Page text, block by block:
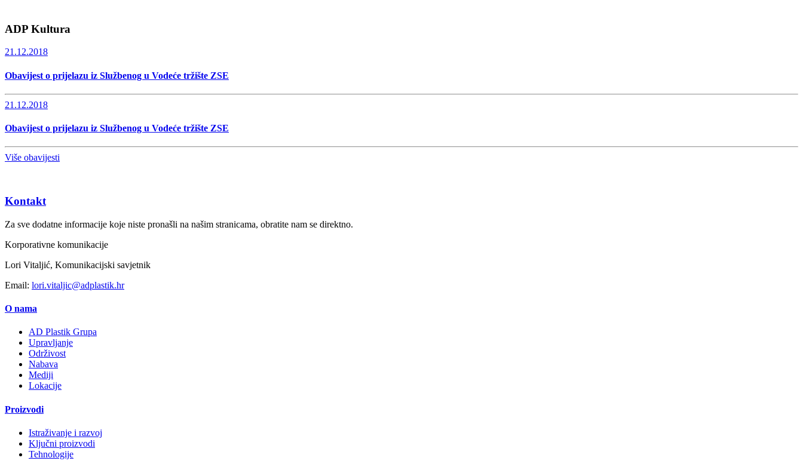
ADP Kultura
21.12.2018
Obavijest o prijelazu iz Službenog u Vodeće tržište ZSE
21.12.2018
Obavijest o prijelazu iz Službenog u Vodeće tržište ZSE
Više obavijesti
Kontakt
Za sve dodatne informacije koje niste pronašli na našim stranicama, obratite nam se direktno.
Korporativne komunikacije
Lori Vitaljić, Komunikacijski savjetnik
Email: lori.vitaljic@adplastik.hr
O nama
AD Plastik Grupa
Upravljanje
Održivost
Nabava
Mediji
Lokacije
Proizvodi
Istraživanje i razvoj
Ključni proizvodi
Tehnologije